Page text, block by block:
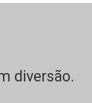
diversão.